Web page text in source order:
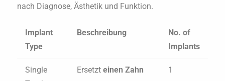
nach Diagnose, Ästhetik und Funktion.
Implant
Type
Beschreibung
No. of
Implants
Single
Ersetzt einen Zahn 1